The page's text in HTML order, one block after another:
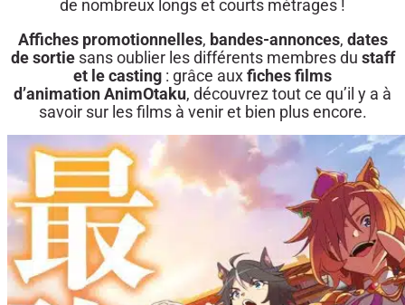
de nombreux longs et courts métrages !
Affiches promotionnelles, bandes-annonces, dates
de sortiesans oublier les différents membres du staff
et le casting : grâce aux fiches films
d’animation AnimOtaku, découvrez tout ce qu’il y a à
savoir sur les films à venir et bien plus encore.